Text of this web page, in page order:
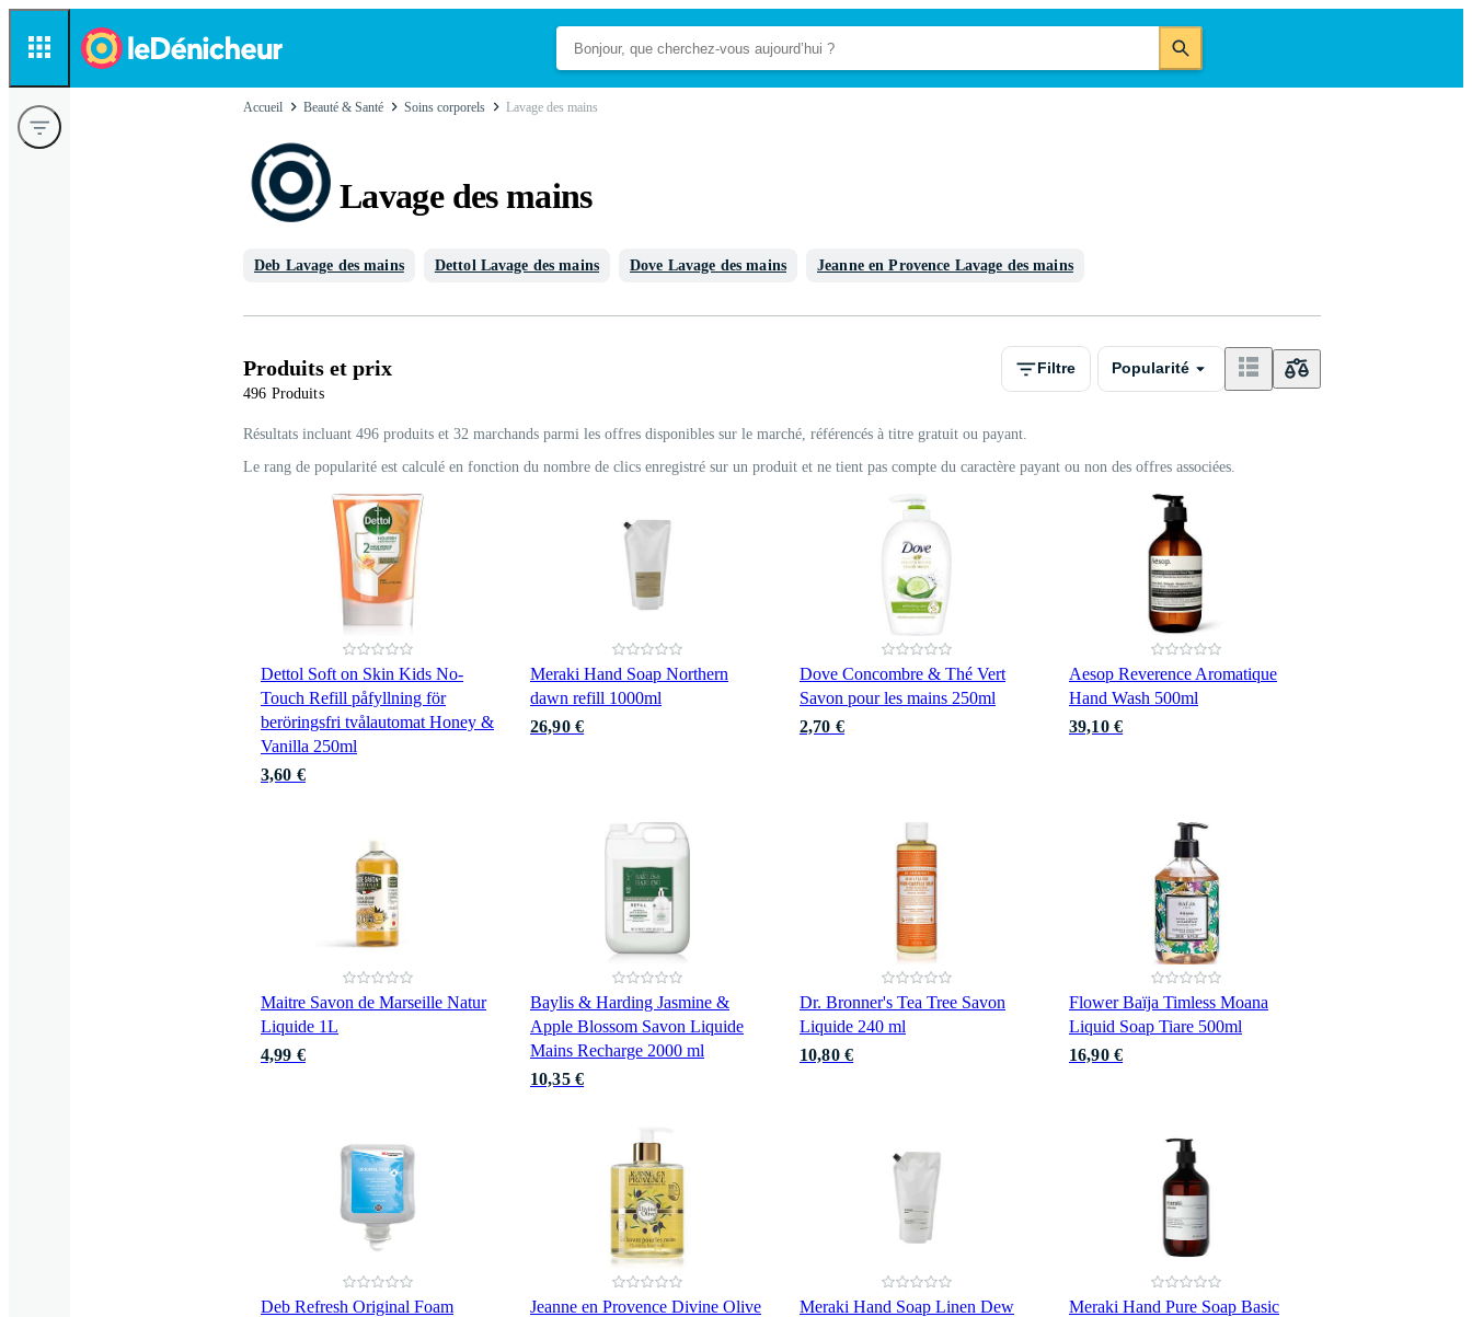
Accueil Beauté & Santé Soins corporels Lavage des mains
Lavage des mains
Deb Lavage des mains Dettol Lavage des mains Dove Lavage des mains Jeanne en Provence Lavage des mains
Produits et prix
496 Produits
Filtre Popularité
Résultats incluant 496 produits et 32 marchands parmi les offres disponibles sur le marché, référencés à titre gratuit ou payant.
Le rang de popularité est calculé en fonction du nombre de clics enregistré sur un produit et ne tient pas compte du caractère payant ou non des offres associées.
Dettol Soft on Skin Kids No-
Touch Refill påfyllning för
beröringsfri tvålautomat Honey &
Vanilla 250ml
3,60 €
Meraki Hand Soap Northern
dawn refill 1000ml
26,90 €
Dove Concombre & Thé Vert
Savon pour les mains 250ml
2,70 €
Aesop Reverence Aromatique
Hand Wash 500ml
39,10 €
Maitre Savon de Marseille Natur
Liquide 1L
4,99 €
Baylis & Harding Jasmine &
Apple Blossom Savon Liquide
Mains Recharge 2000 ml
10,35 €
Dr. Bronner's Tea Tree Savon
Liquide 240 ml
10,80 €
Flower Baïja Timless Moana
Liquid Soap Tiare 500ml
16,90 €
Deb Refresh Original Foam
Jeanne en Provence Divine Olive
Meraki Hand Soap Linen Dew
Meraki Hand Pure Soap Basic